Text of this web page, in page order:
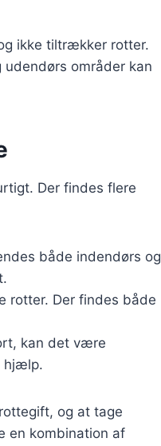
ikke tiltrækker rotter.
områder kan
Der findes flere
både indendørs og
rotter. Der findes både
kan det være
hjælp.
og at tage
en kombination af